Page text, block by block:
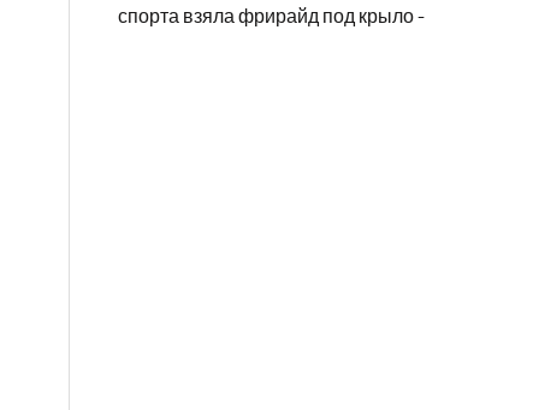
спорта взяла фрирайд под крыло -